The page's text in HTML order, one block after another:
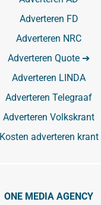
Adverteren FD
Adverteren NRC
Adverteren Quote ➔
Adverteren LINDA
Adverteren Telegraaf
Adverteren Volkskrant
Kosten adverteren krant
ONE MEDIA AGENCY